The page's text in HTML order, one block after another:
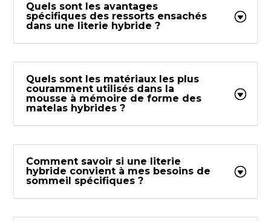
Quels sont les avantages
spécifiques des ressorts ensachés
dans une literie hybride ?
Quels sont les matériaux les plus
couramment utilisés dans la
mousse à mémoire de forme des
matelas hybrides ?
Comment savoir si une literie
hybride convient à mes besoins de
sommeil spécifiques ?